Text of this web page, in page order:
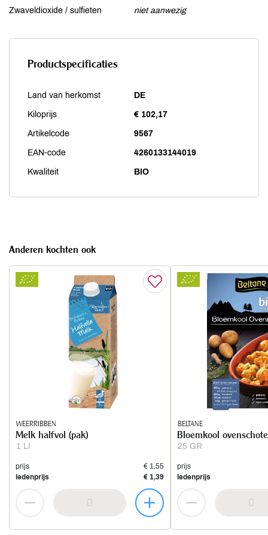
Zwaveldioxide / sulfieten
niet aanwezig
Productspecificaties
Land van herkomst DE
Kiloprijs € 102,17
Artikelcode 9567
EAN-code 4260133144019
Kwaliteit BIO
Anderen kochten ook
WEERRIBBEN
1 LI
Melk halfvol (pak)
prijs
€ 1,55
ledenprijs
€ 1,39
BELTANE
25 GR
Bloemkool
prijs
ledenprijs